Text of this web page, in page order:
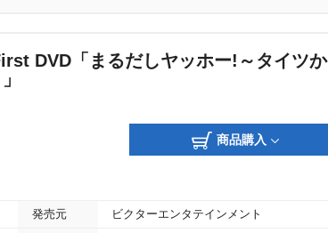
DVD「まるだしヤッホー!～タイツか
商品購入
発売元 ビクターエンタテインメント